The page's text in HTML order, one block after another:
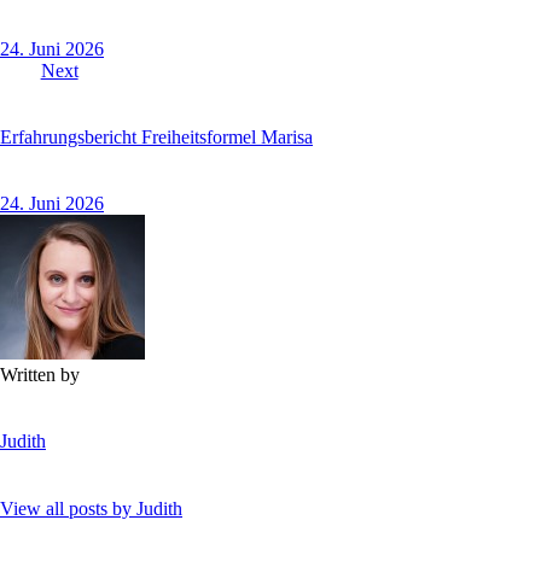
24. Juni 2026
Next
Erfahrungsbericht Freiheitsformel Marisa
24. Juni 2026
Written by
Judith
View all posts by Judith